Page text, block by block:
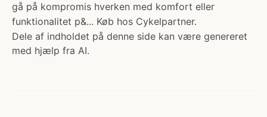
gå på kompromis hverken med komfort eller
funktionalitet p&... Køb hos Cykelpartner.
Dele af indholdet på denne side kan være genereret
med hjælp fra AI.